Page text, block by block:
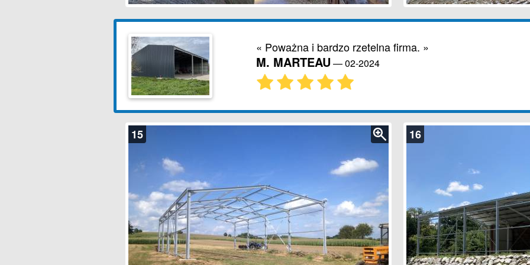
« Poważna i bardzo rzetelna firma. »
M. MARTEAU —02-2024
15 16